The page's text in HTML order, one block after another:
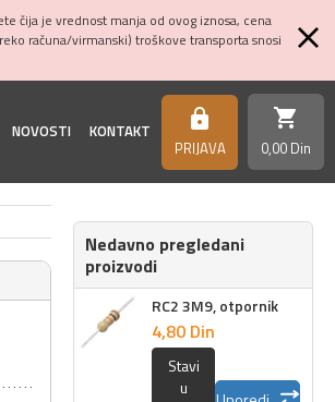
čija je vrednost manja od ovog iznosa, cena
računa/virmanski) troškove transporta snosi
NOVOSTI KONTAKT https
PRIJAVA
shopping_cart
0,00 Din
Nedavno pregledani
proizvodi
RC2 3M9, otpornik
4,80 Din
Stavi
u